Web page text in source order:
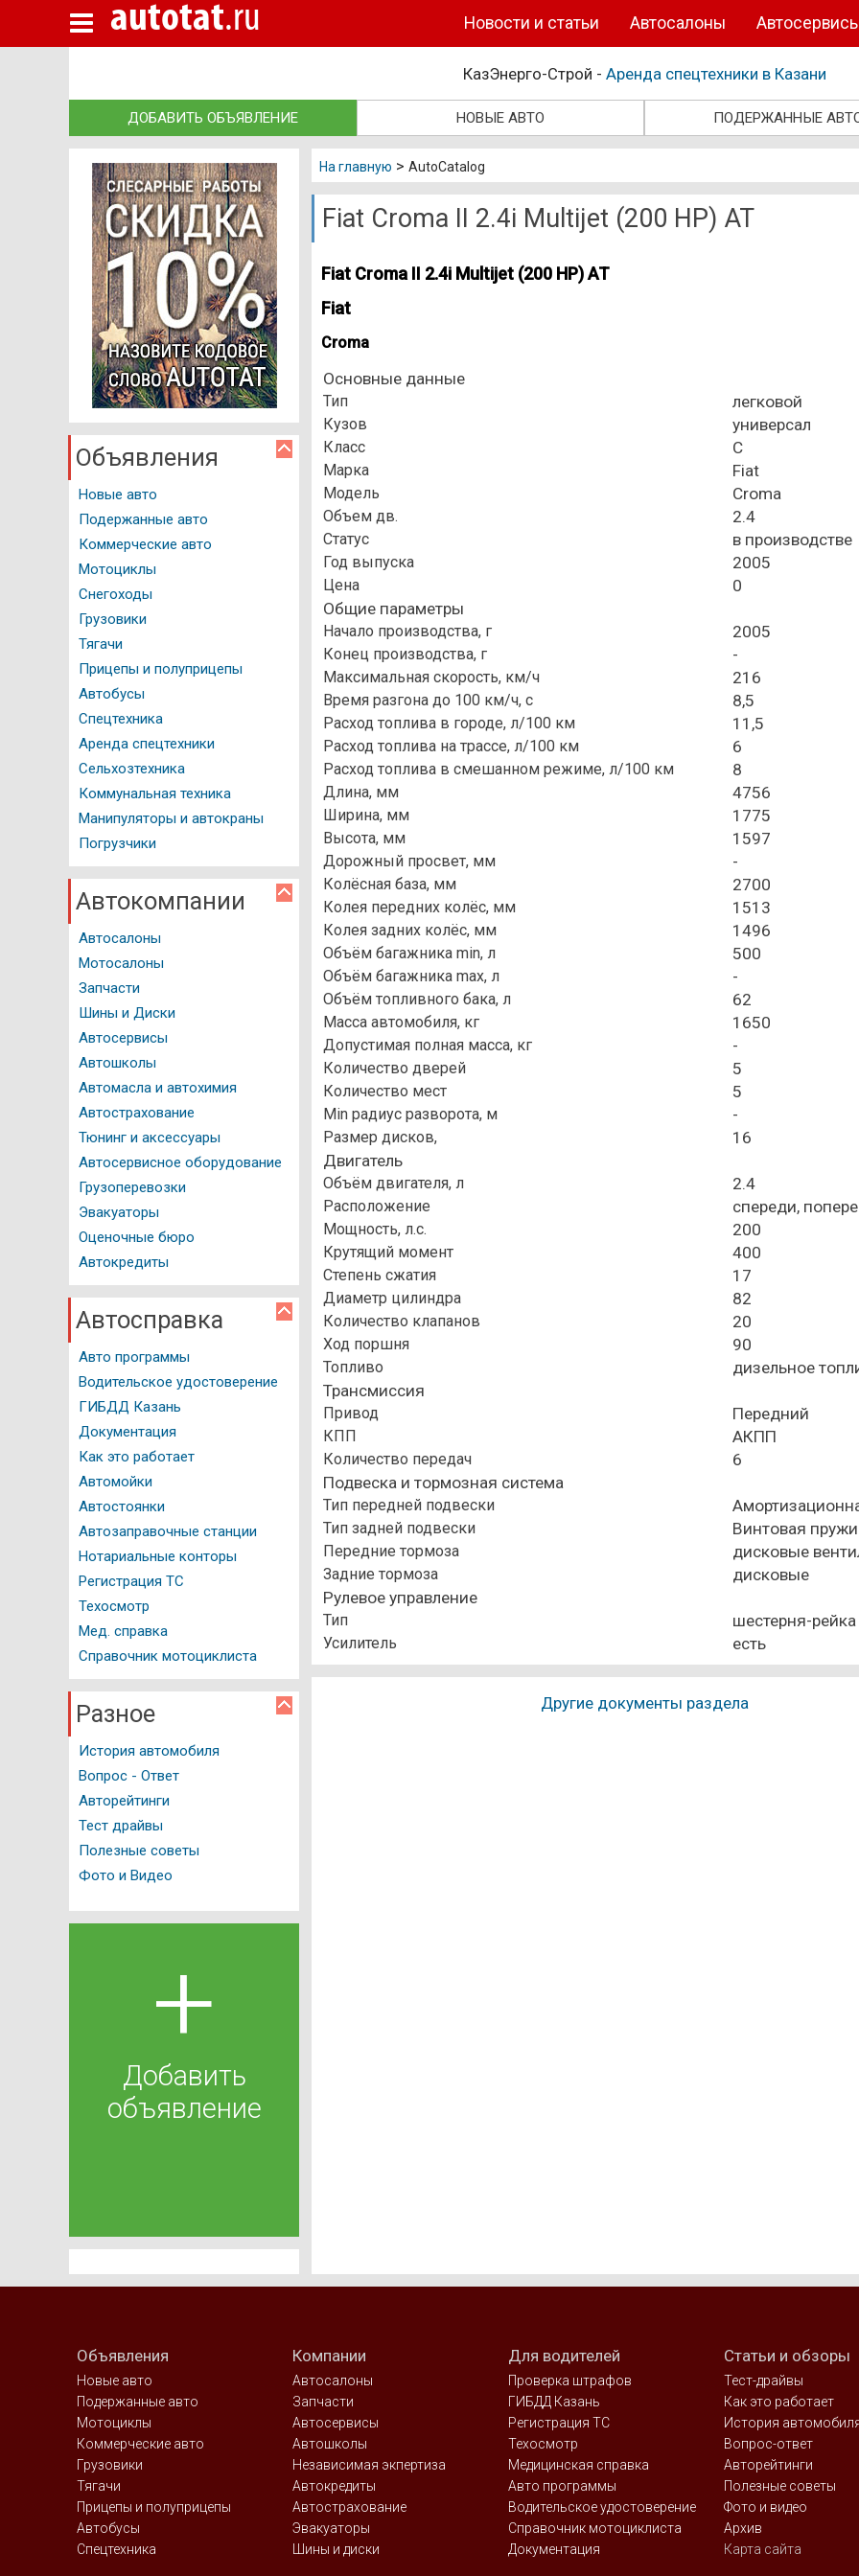
autotat.ru Автосалоны
Новости и статьи
КазЭнерго-Строй - Аренда спецтехники в Казани
ДОБАВИТЬ ОБЪЯВЛЕНИЕ НОВЫЕ АВТО ПОДЕРЖАННЫЕ
Объявления
Новые авто
Подержанные авто
Коммерческие авто
Мотоциклы
Снегоходы
Грузовики
Тягачи
Прицепы и полуприцепы
Автобусы
Спецтехника
Аренда спецтехники
Сельхозтехника
Коммунальная техника
Манипуляторы и автокраны
Погрузчики
Автокомпании
Автосалоны
Мотосалоны
Запчасти
Шины и Диски
Автосервисы
Автошколы
Автомасла и автохимия
Автострахование
Тюнинг и аксессуары
Автосервисное оборудование
Грузоперевозки
Эвакуаторы
Оценочные бюро
Автокредиты
Автосправка
Авто программы
Водительское удостоверение
ГИБДД Казань
Документация
Как это работает
Автомойки
Автостоянки
Автозаправочные станции
Нотариальные конторы
Регистрация ТС
Техосмотр
Мед. справка
Справочник мотоциклиста
Разное
История автомобиля
Вопрос - Ответ
Авторейтинги
Тест драйвы
Полезные советы
Фото и Видео
+
Добавить
объявление
На главную > AutoCatalog
Fiat Croma II 2.4i Multijet (200 HP) AT
Fiat Croma II 2.4i Multijet (200 HP) AT
Fiat
Croma
Основные данные
Тип легковой
Кузов универсал
Класс C
Марка Fiat
Модель Croma
Объем дв. 2.4
Статус в производстве
Год выпуска 2005
Цена
0
Общие параметры
Начало производства, г 2005
Конец производства, г -
Максимальная скорость, км/ч 216
Время разгона до 100 км/ч, с 8,5
Расход топлива в городе, л/100 км 11,5
Расход топлива на трассе, л/100 км 6
Расход топлива в смешанном режиме, л/100 км 8
Длина, мм 4756
Ширина, мм 1775
Высота, мм 1597
Дорожный просвет, мм -
Колёсная база, мм 2700
Колея передних колёс, мм 1513
Колея задних колёс, мм 1496
Объём багажника min, л 500
Объём багажника max, л -
Объём топливного бака, л 62
Масса автомобиля, кг 1650
Допустимая полная масса, кг -
Количество дверей 5
Количество мест 5
Min радиус разворота, м -
Размер дисков,
16
Двигатель
Объём двигателя, л 2.4
Расположение спереди,
Мощность, л.с. 200
Крутящий момент 400
Степень сжатия 17
Диаметр цилиндра 82
Количество клапанов 20
Ход поршня 90
Топливо
дизельное
Трансмиссия
Привод Передний
КПП АКПП
Количество передач
6
Подвеска и тормозная система
Тип передней подвески
Тип задней подвески Винтовая
Передние тормоза дисковые
Задние тормоза
дисковые
Рулевое управление
Тип шестерня-рейка
Усилитель есть
Другие документы раздела
Объявления
Новые авто
Подержанные авто
Мотоциклы
Коммерческие авто
Грузовики
Тягачи
Прицепы и полуприцепы
Автобусы
Спецтехника
Компании
Автосалоны
Запчасти
Автосервисы
Автошколы
Независимая экпертиза
Автокредиты
Автострахование
Эвакуаторы
Шины и диски
Для водителей
Проверка штрафов
ГИБДД Казань
Регистрация ТС
Техосмотр
Медицинская справка
Авто программы
Водительское удостоверение
Справочник мотоциклиста
Документация
Статьи и обзоры
Тест-драйвы
Как это работает
История
Вопрос-ответ
Авторейтинги
Полезные советы
Фото и видео
Архив
Карта сайта
Новые авто
Автосалоны
Запчасти
Автосервисы
Автошколы
Автострахование
Грузоперевозки
Эвакуаторы
Такси Казань
Независимая экспертиза
Автокредиты
Авто программы
Водительское удостоверение
ГИБДД Казань
Документация
Как это работает
Автомойки
Автостоянки
Автозаправочные станции
Нотариальные конторы
Регистрация ТС
Техосмотр
Справочник мотоциклиста
История автомобиля
Вопрос - Ответ
Авторейтинги
Тест драйвы
Полезные советы
Фото и Видео